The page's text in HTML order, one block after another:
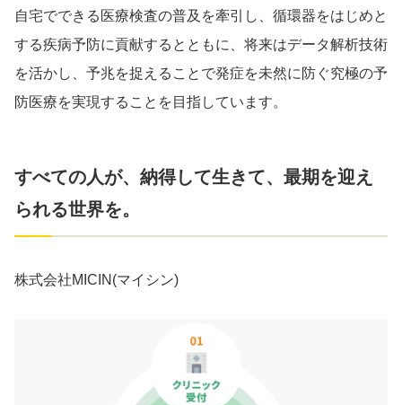
自宅でできる医療検査の普及を牽引し、循環器をはじめと
する疾病予防に貢献するとともに、将来はデータ解析技術
を活かし、予兆を捉えることで発症を未然に防ぐ究極の予
防医療を実現することを目指しています。
すべての人が、納得して生きて、最期を迎え
られる世界を。
株式会社MICIN(マイシン)